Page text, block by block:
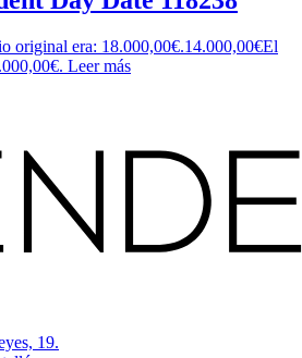
original era: 18.000,00€.14.000,00€El
Leer más
19.